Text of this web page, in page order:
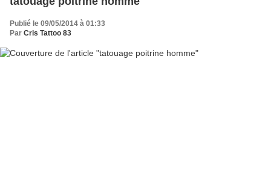
Publié le 09/05/2014 à 01:33
Par Cris Tattoo 83